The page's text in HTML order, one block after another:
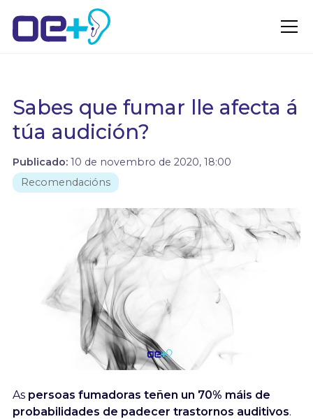
Sabes que fumar lle afecta á
túa audición?
Publicado: 10 de novembro de 2020, 18:00
Recomendacións
As persoas fumadoras teñen un 70% máis de
probabilidades de padecer trastornos auditivos.